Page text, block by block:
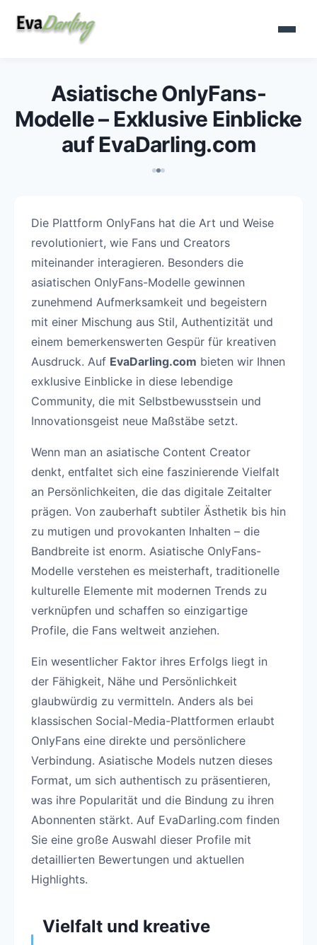
Asiatische OnlyFans-
Modelle – Exklusive Einblicke
auf EvaDarling.com
Die Plattform OnlyFans hat die Art und Weise
revolutioniert, wie Fans und Creators
miteinander interagieren. Besonders die
asiatischen OnlyFans-Modelle gewinnen
zunehmend Aufmerksamkeit und begeistern
mit einer Mischung aus Stil, Authentizität und
einem bemerkenswerten Gespür für kreativen
Ausdruck. Auf EvaDarling.com bieten wir Ihnen
exklusive Einblicke in diese lebendige
Community, die mit Selbstbewusstsein und
Innovationsgeist neue Maßstäbe setzt.
Wenn man an asiatische Content Creator
denkt, entfaltet sich eine faszinierende Vielfalt
an Persönlichkeiten, die das digitale Zeitalter
prägen. Von zauberhaft subtiler Ästhetik bis hin
zu mutigen und provokanten Inhalten – die
Bandbreite ist enorm. Asiatische OnlyFans-
Modelle verstehen es meisterhaft, traditionelle
kulturelle Elemente mit modernen Trends zu
verknüpfen und schaffen so einzigartige
Profile, die Fans weltweit anziehen.
Ein wesentlicher Faktor ihres Erfolgs liegt in
der Fähigkeit, Nähe und Persönlichkeit
glaubwürdig zu vermitteln. Anders als bei
klassischen Social-Media-Plattformen erlaubt
OnlyFans eine direkte und persönlichere
Verbindung. Asiatische Models nutzen dieses
Format, um sich authentisch zu präsentieren,
was ihre Popularität und die Bindung zu ihren
Abonnenten stärkt. Auf EvaDarling.com finden
Sie eine große Auswahl dieser Profile mit
detaillierten Bewertungen und aktuellen
Highlights.
Vielfalt und kreative